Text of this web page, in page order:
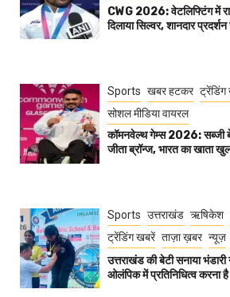
CWG 2026: वेटलिफ्टिंग में
दिलाया सिल्वर, शानदार प्रदर्शन
Sports खबर हटकर
सोशल मीडिया वायरल
कॉमनवेल्थ गेम्स 2026: सब्जी
जीता ब्रॉन्ज, भारत का खाता
Sports उत्तराखंड ऋषिकेश
ट्रेंडिंग खबरें ताज़ा ख़बर न्यूज़
उत्तराखंड की बेटी सनाया भंडारी
ओलंपिक में प्रतिनिधित्व करना है